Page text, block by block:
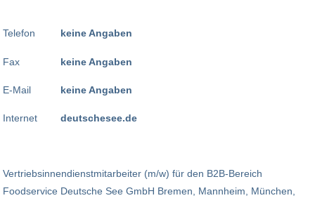
Telefon
Fax
E-Mail
Internet
keine Angaben
keine Angaben
keine Angaben
deutschesee.de
Vertriebsinnendienstmitarbeiter (m/w) für den B2B-Bereich
Foodservice Deutsche See GmbH Bremen, Mannheim, München,